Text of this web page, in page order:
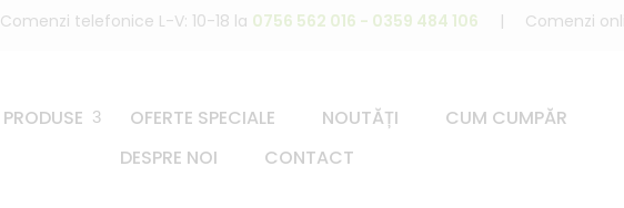
Comenzi telefonice L-V: 10-18 la 0756 562 016 - 0359 484 106 | Comenzi
PRODUSE OFERTE SPECIALE NOUTĂȚI
CUM CUMPĂR
DESPRE NOI
CONTACT